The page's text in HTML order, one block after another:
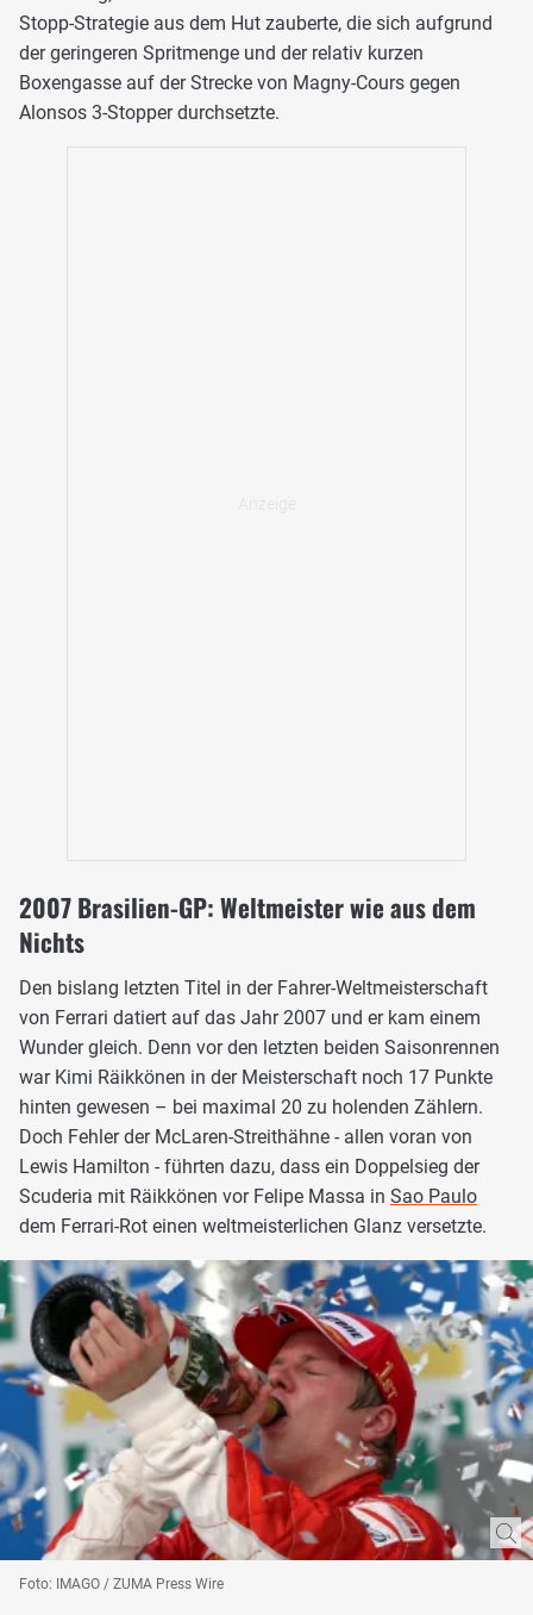
Stopp-Strategie aus dem Hut zauberte, die sich aufgrund
der geringeren Spritmenge und der relativ kurzen
Boxengasse auf der Strecke von Magny-Cours gegen
Alonsos 3-Stopper durchsetzte.
2007 Brasilien-GP: Weltmeister wie aus dem
Nichts
Den bislang letzten Titel in der Fahrer-Weltmeisterschaft
von Ferrari datiert auf das Jahr 2007 und er kam einem
Wunder gleich. Denn vor den letzten beiden Saisonrennen
war Kimi Räikkönen in der Meisterschaft noch 17 Punkte
hinten gewesen – bei maximal 20 zu holenden Zählern.
Doch Fehler der McLaren-Streithähne - allen voran von
Lewis Hamilton - führten dazu, dass ein Doppelsieg der
Scuderia mit Räikkönen vor Felipe Massa in Sao Paulo
dem Ferrari-Rot einen weltmeisterlichen Glanz versetzte.
Foto: IMAGO / ZUMA Press Wire